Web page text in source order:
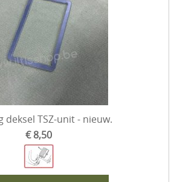
deksel TSZ-unit - nieuw.
€ 8,50